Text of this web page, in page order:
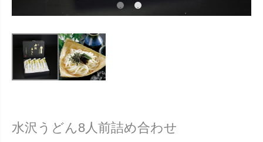
水沢うどん8人前詰め合わせ